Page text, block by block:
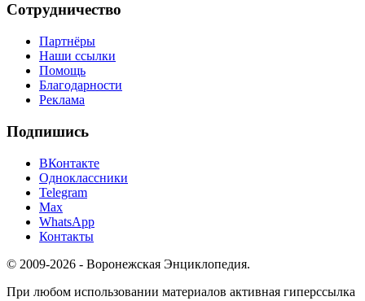
Сотрудничество
Партнёры
Наши ссылки
Помощь
Благодарности
Реклама
Подпишись
ВКонтакте
Одноклассники
Telegram
Max
WhatsApp
Контакты
© 2009-2026 - Воронежская Энциклопедия.
При любом использовании материалов активная гиперссылка